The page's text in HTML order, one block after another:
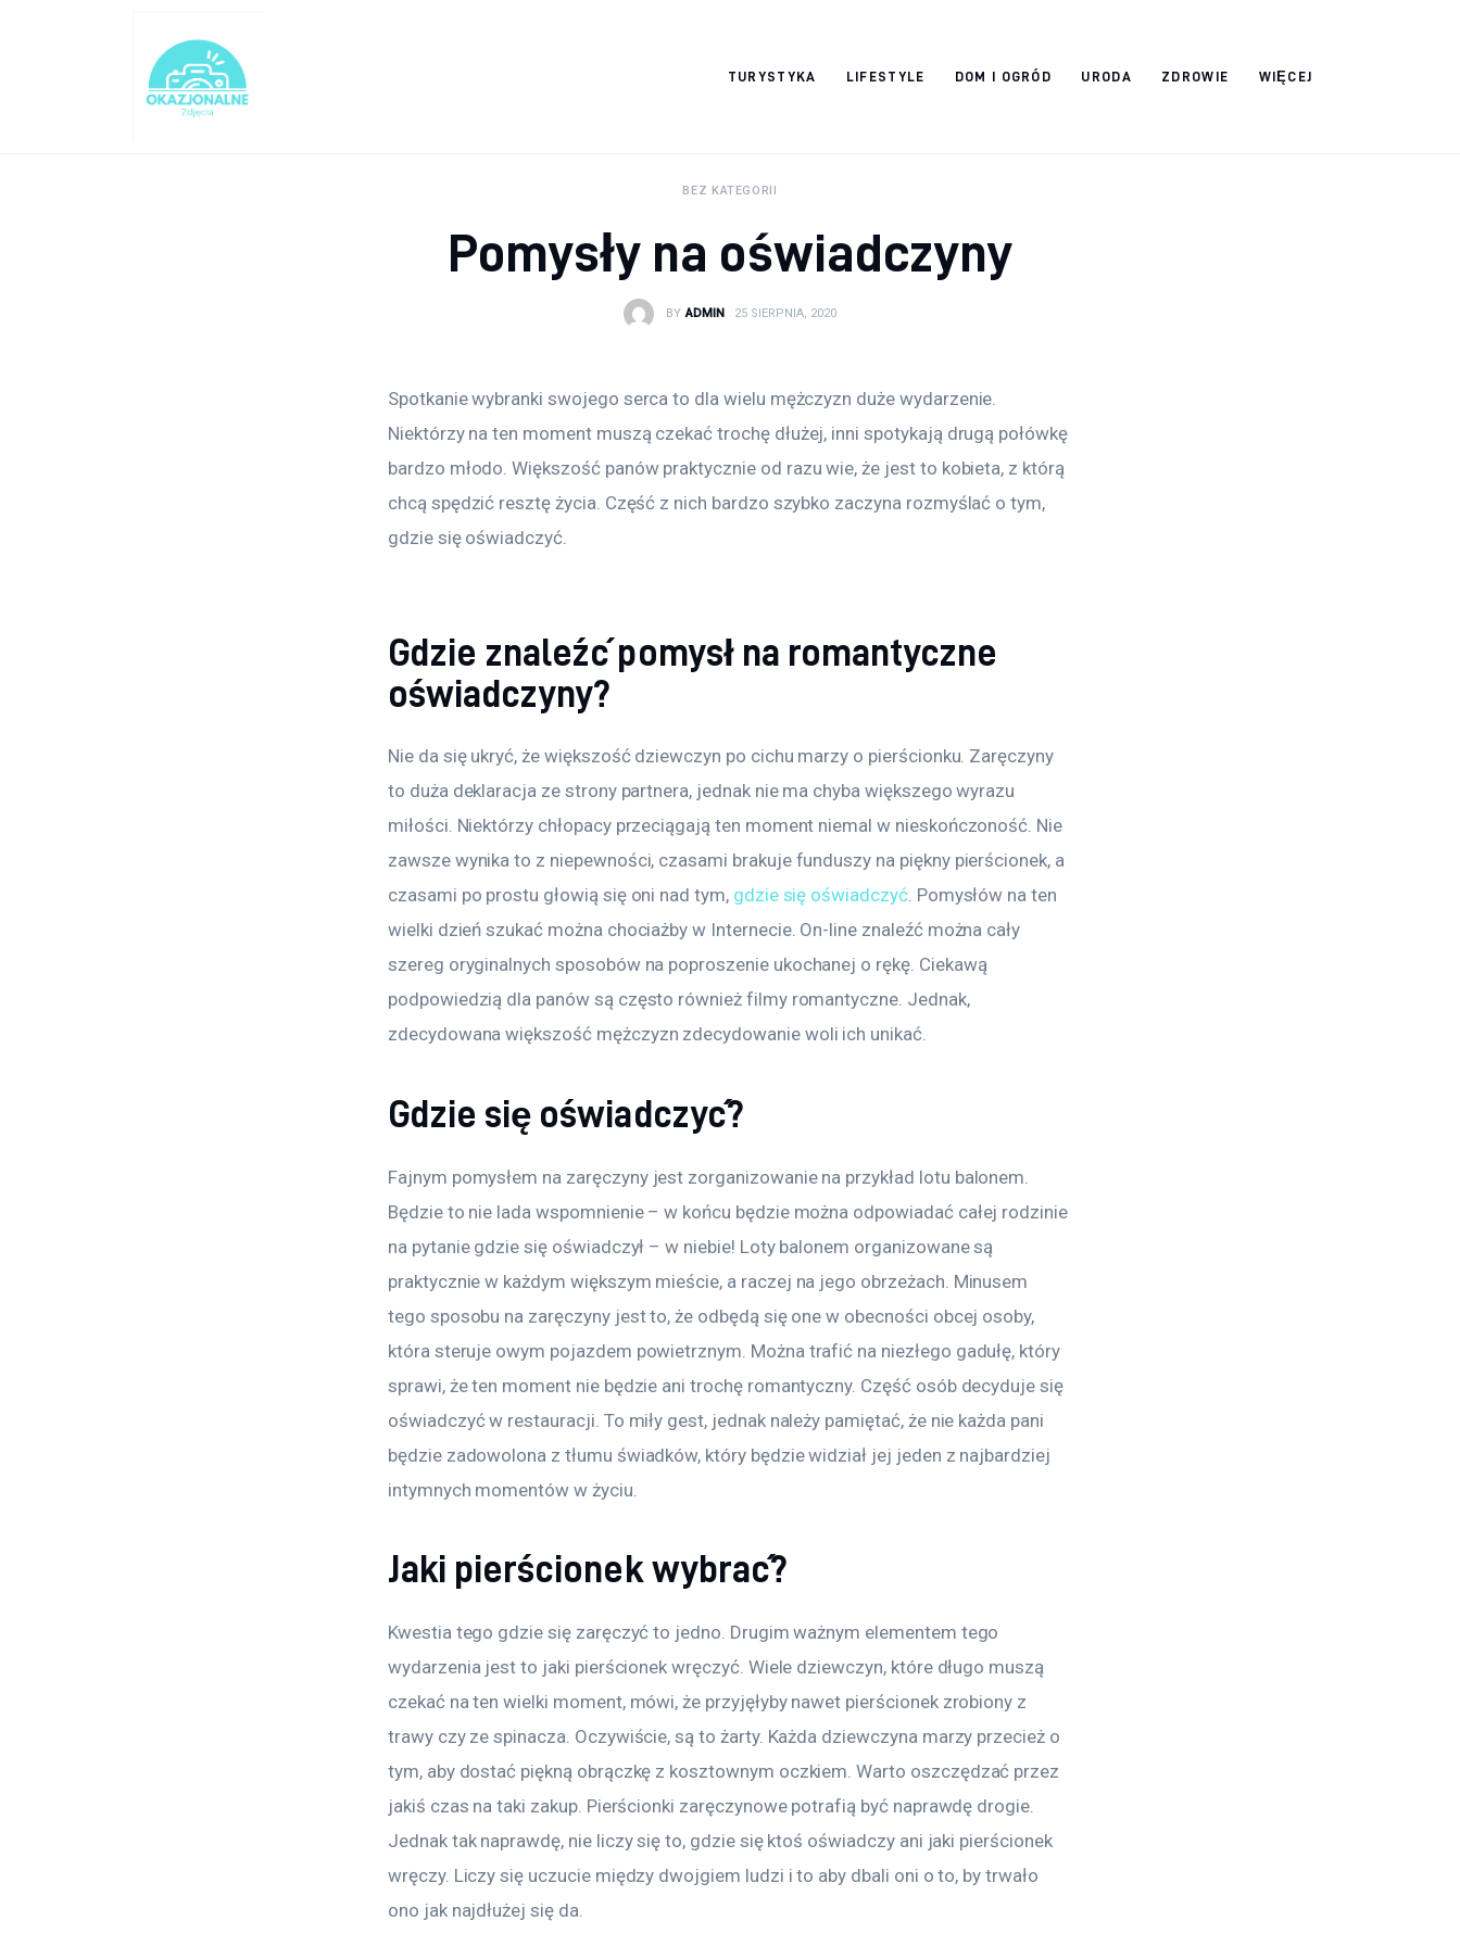
TURYSTYKA LIFESTYLE DOM I OGRÓD URODA ZDROWIE WIĘCEJ
okazjonalne-
BEZ KATEGORII
Pomysły na oświadczyny
BY ADMIN 25 SIERPNIA, 2020
Spotkanie wybranki swojego serca to dla wielu mężczyzn duże wydarzenie.
Niektórzy na ten moment muszą czekać trochę dłużej, inni spotykają drugą połówkę
bardzo młodo. Większość panów praktycznie od razu wie, że jest to kobieta, z którą
chcą spędzić resztę życia. Część z nich bardzo szybko zaczyna rozmyślać o tym,
gdzie się oświadczyć.
Gdzie znaleźć pomysł na romantyczne
oświadczyny?
Nie da się ukryć, że większość dziewczyn po cichu marzy o pierścionku. Zaręczyny
to duża deklaracja ze strony partnera, jednak nie ma chyba większego wyrazu
miłości. Niektórzy chłopacy przeciągają ten moment niemal w nieskończoność. Nie
zawsze wynika to z niepewności, czasami brakuje funduszy na piękny pierścionek, a
czasami po prostu głowią się oni nad tym, gdzie się oświadczyć. Pomysłów na ten
wielki dzień szukać można chociażby w Internecie. On-line znaleźć można cały
szereg oryginalnych sposobów na poproszenie ukochanej o rękę. Ciekawą
podpowiedzią dla panów są często również filmy romantyczne. Jednak,
zdecydowana większość mężczyzn zdecydowanie woli ich unikać.
Gdzie się oświadczyć?
Fajnym pomysłem na zaręczyny jest zorganizowanie na przykład lotu balonem.
Będzie to nie lada wspomnienie – w końcu będzie można odpowiadać całej rodzinie
na pytanie gdzie się oświadczył – w niebie! Loty balonem organizowane są
praktycznie w każdym większym mieście, a raczej na jego obrzeżach. Minusem
tego sposobu na zaręczyny jest to, że odbędą się one w obecności obcej osoby,
która steruje owym pojazdem powietrznym. Można trafić na niezłego gadułę, który
sprawi, że ten moment nie będzie ani trochę romantyczny. Część osób decyduje się
oświadczyć w restauracji. To miły gest, jednak należy pamiętać, że nie każda pani
będzie zadowolona z tłumu świadków, który będzie widział jej jeden z najbardziej
intymnych momentów w życiu.
Jaki pierścionek wybrać?
Kwestia tego gdzie się zaręczyć to jedno. Drugim ważnym elementem tego
wydarzenia jest to jaki pierścionek wręczyć. Wiele dziewczyn, które długo muszą
czekać na ten wielki moment, mówi, że przyjęłyby nawet pierścionek zrobiony z
trawy czy ze spinacza. Oczywiście, są to żarty. Każda dziewczyna marzy przecież o
tym, aby dostać piękną obrączkę z kosztownym oczkiem. Warto oszczędzać przez
jakiś czas na taki zakup. Pierścionki zaręczynowe potrafią być naprawdę drogie.
Jednak tak naprawdę, nie liczy się to, gdzie się ktoś oświadczy ani jaki pierścionek
wręczy. Liczy się uczucie między dwojgiem ludzi i to aby dbali oni o to, by trwało
ono jak najdłużej się da.